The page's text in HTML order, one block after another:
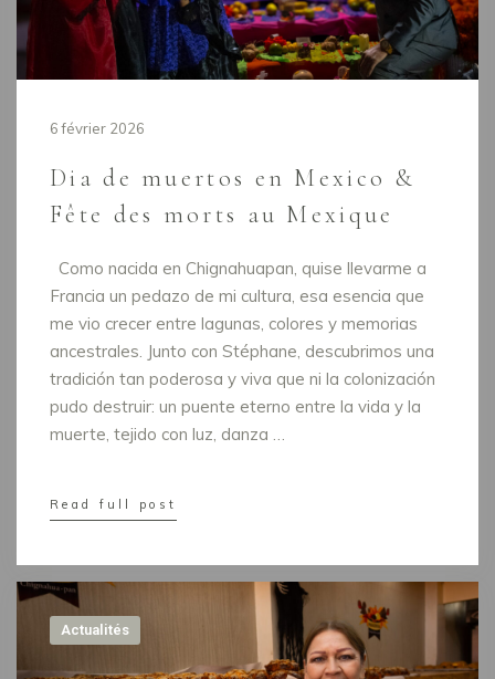
6 février 2026
Dia de muertos en Mexico &
Fête des morts au Mexique
Como nacida en Chignahuapan, quise llevarme a
Francia un pedazo de mi cultura, esa esencia que
me vio crecer entre lagunas, colores y memorias
ancestrales. Junto con Stéphane, descubrimos una
tradición tan poderosa y viva que ni la colonización
pudo destruir: un puente eterno entre la vida y la
muerte, tejido con luz, danza …
Read full post
Actualités